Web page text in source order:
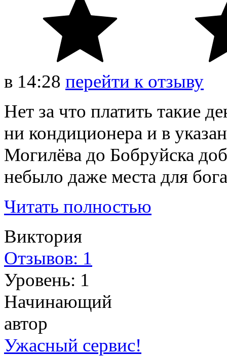
в 14:28 перейти к отзыву
Нет за что платить такие
ни кондиционера и в
Могилёва до Бобруйска
небыло даже места для
Читать полностью
Виктория
Отзывов: 1
Уровень: 1
Начинающий
автор
Ужасный сервис!